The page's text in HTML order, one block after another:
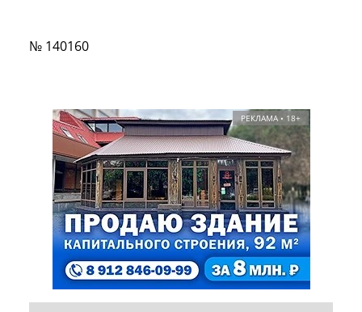
№ 140160
РЕКЛАМА • 18+